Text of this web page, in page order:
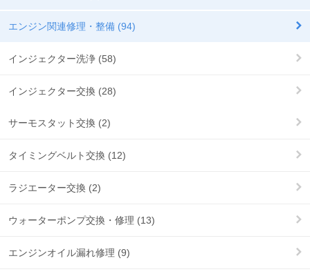
エンジン関連修理・整備 (94)
インジェクター洗浄 (58)
インジェクター交換 (28)
サーモスタット交換 (2)
タイミングベルト交換 (12)
ラジエーター交換 (2)
ウォーターポンプ交換・修理 (13)
エンジンオイル漏れ修理 (9)